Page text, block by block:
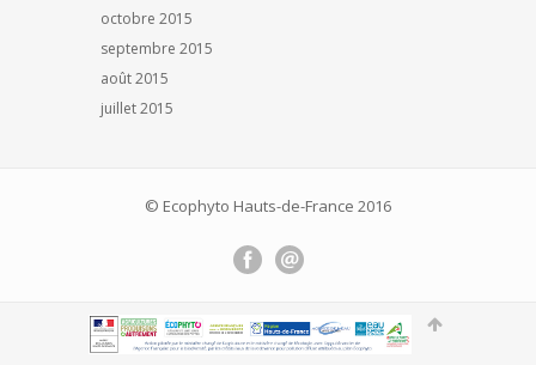
octobre 2015
septembre 2015
août 2015
juillet 2015
© Ecophyto Hauts-de-France 2016